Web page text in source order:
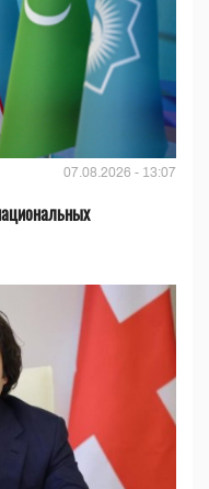
07.08.2026 - 13:07